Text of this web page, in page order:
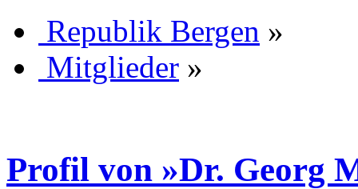
Republik Bergen »
Mitglieder »
Profil von »Dr. Georg